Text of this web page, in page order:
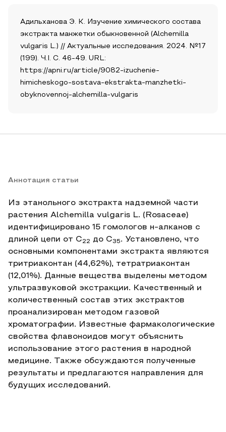
Адильханова Э. К. Изучение химического состава
экстракта манжетки обыкновенной (Alchemilla
vulgaris L.) // Актуальные исследования. 2024. №17
(199). Ч.I. С. 46-49. URL:
https://apni.ru/article/9082-izuchenie-
himicheskogo-sostava-ekstrakta-manzhetki-
obyknovennoj-alchemilla-vulgaris
Аннотация статьи
Из этанольного экстракта надземной части
растения Alchemilla vulgaris L. (Rosaceae)
идентифицировано 15 гомологов н-алканов с
длиной цепи от C22 до C35 . Установлено, что
основными компонентами экстракта являются
тритриаконтан (44,62%), тетратриаконтан
(12,01%). Данные вещества выделены методом
ультразвуковой экстракции. Качественный и
количественный состав этих экстрактов
проанализирован методом газовой
хроматографии. Известные фармакологические
свойства флавоноидов могут объяснить
использование этого растения в народной
медицине. Также обсуждаются полученные
результаты и предлагаются направления для
будущих исследований.